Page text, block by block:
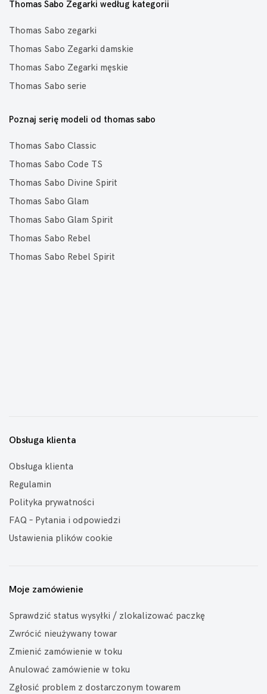
Thomas Sabo Zegarki według kategorii
Thomas Sabo zegarki
Thomas Sabo Zegarki damskie
Thomas Sabo Zegarki męskie
Thomas Sabo serie
Poznaj serię modeli od thomas sabo
Thomas Sabo Classic
Thomas Sabo Code TS
Thomas Sabo Divine Spirit
Thomas Sabo Glam
Thomas Sabo Glam Spirit
Thomas Sabo Rebel
Thomas Sabo Rebel Spirit
Obsługa klienta
Obsługa klienta
Regulamin
Polityka prywatności
FAQ – Pytania i odpowiedzi
Ustawienia plików cookie
Moje zamówienie
Sprawdzić status wysyłki / zlokalizować paczkę
Zwrócić nieużywany towar
Zmienić zamówienie w toku
Anulować zamówienie w toku
Zgłosić problem z dostarczonym towarem